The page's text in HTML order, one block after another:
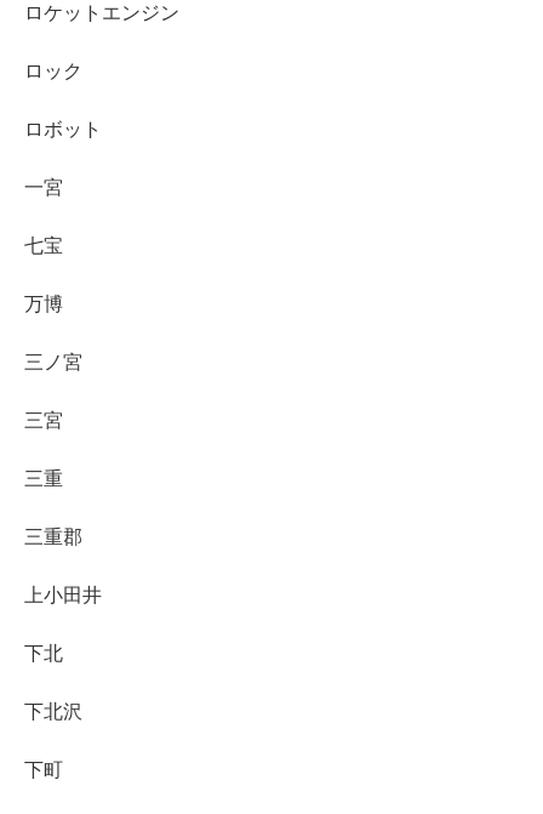
ロケットエンジン
ロック
ロボット
一宮
七宝
万博
三ノ宮
三宮
三重
三重郡
上小田井
下北
下北沢
下町